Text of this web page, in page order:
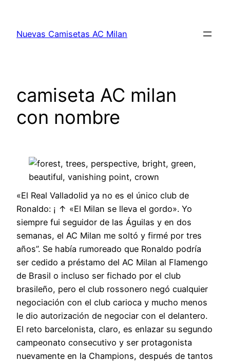
contenido
Nuevas Camisetas AC Milan
camiseta AC milan
con nombre
«El Real Valladolid ya no es el único club de
Ronaldo: ¡ ↑ «El Milan se lleva el gordo». Yo
siempre fui seguidor de las Águilas y en dos
semanas, el AC Milan me soltó y firmé por tres
años”. Se había rumoreado que Ronaldo podría
ser cedido a préstamo del AC Milan al Flamengo
de Brasil o incluso ser fichado por el club
brasileño, pero el club rossonero negó cualquier
negociación con el club carioca y mucho menos
le dio autorización de negociar con el delantero.
El reto barcelonista, claro, es enlazar su segundo
campeonato consecutivo y ser protagonista
nuevamente en la Champions, después de tantos